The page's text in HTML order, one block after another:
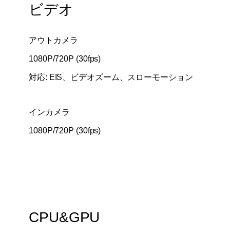
ビデオ
アウトカメラ
1080P/720P (30fps)
対応: EIS、ビデオズーム、スローモーション
インカメラ
1080P/720P (30fps)
CPU&GPU